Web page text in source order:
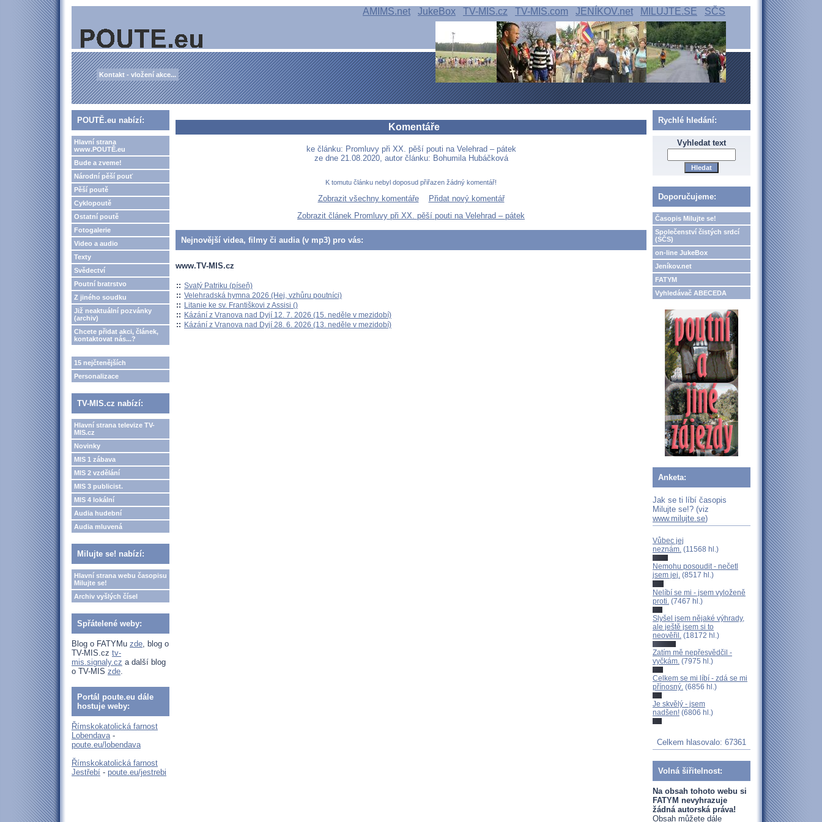
AMIMS.net JukeBox TV-MIS.cz TV-MIS.com JENÍKOV.net MILUJTE.SE SČS
Kontakt - vložení akce...
POUTĚ.eu nabízí:
Hlavní strana
www.POUTĚ.eu
Bude a zveme!
Národní pěší pouť
Pěší poutě
Cyklopoutě
Ostatní poutě
Fotogalerie
Video a audio
Texty
Svědectví
Poutní bratrstvo
Z jiného soudku
Již neaktuální pozvánky
(archiv)
Chcete přidat akci, článek,
kontaktovat nás...?
15 nejčtenějších
Personalizace
TV-MIS.cz nabízí:
Hlavní strana televize TV-
MIS.cz
Novinky
MIS 1 zábava
MIS 2 vzdělání
MIS 3 publicist.
MIS 4 lokální
Audia hudební
Audia mluvená
Milujte se! nabízí:
Hlavní strana webu časopisu
Milujte se!
Archiv vyšlých čísel
Spřátelené weby:
Blog o FATYMu zde, blog o
TV-MIS.cz tv-
mis.signaly.cz a další blog
o TV-MIS zde.
Portál poute.eu dále
hostuje weby:
Římskokatolická farnost
Lobendava-
poute.eu/lobendava
Římskokatolická farnost
Jestřebí - poute.eu/jestrebi
Komentáře
ke článku: Promluvy při XX. pěší pouti na Velehrad – pátek
ze dne 21.08.2020, autor článku: Bohumila Hubáčková
K tomutu článku nebyl doposud přiřazen žádný komentář!
Zobrazit všechny komentáře
Přidat nový komentář
Zobrazit článek Promluvy při XX. pěší pouti na Velehrad – pátek
Nejnovější videa, filmy či audia (v mp3) pro vás:
www.TV-MIS.cz
:: Svatý Patriku (píseň)
:: Velehradská hymna 2026 (Hej, vzhůru poutníci)
:: Litanie ke sv. Františkovi z Assisi ()
:: Kázání z Vranova nad Dyjí 12. 7. 2026 (15. neděle v mezidobí)
:: Kázání z Vranova nad Dyjí 28. 6. 2026 (13. neděle v mezidobí)
Rychlé hledání:
Vyhledat text
Doporučujeme:
Časopis Milujte se!
Společenství čistých srdcí
(SČS)
on-line JukeBox
Jeníkov.net
FATYM
Vyhledávač ABECEDA
Anketa:
Jak se ti líbí časopis
Milujte se!? (viz
www.milujte.se)
Vůbec jej
neznám. (11568 hl.)
Nemohu posoudit - nečetl
jsem jej. (8517 hl.)
Nelíbí se mi - jsem vyloženě
proti. (7467 hl.)
Slyšel jsem nějaké výhrady,
ale ještě jsem si to
neověřil. (18172 hl.)
Zatím mě nepřesvědčil -
vyčkám. (7975 hl.)
Celkem se mi líbí - zdá se mi
přínosný. (6856 hl.)
Je skvělý - jsem
nadšen! (6806 hl.)
Celkem hlasovalo: 67361
Volná šiřitelnost:
Na obsah tohoto webu si
FATYM nevyhrazuje
žádná autorská práva!
Obsah můžete dále